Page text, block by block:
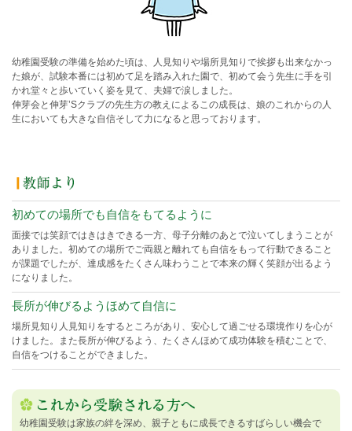
幼稚園受験の準備を始めた頃は、人見知りや場所見知りで挨拶も出来なかっ
た娘が、試験本番には初めて足を踏み入れた園で、初めて会う先生に手を引
かれ堂々と歩いていく姿を見て、夫婦で涙しました。
伸芽会と伸芽’Sクラブの先生方の教えによるこの成長は、娘のこれからの人
生においても大きな自信そして力になると思っております。
初めての場所でも自信をもてるように
面接では笑顔ではきはきできる一方、母子分離のあとで泣いてしまうことが
ありました。初めての場所でご両親と離れても自信をもって行動できること
が課題でしたが、達成感をたくさん味わうことで本来の輝く笑顔が出るよう
になりました。
長所が伸びるようほめて自信に
場所見知り人見知りをするところがあり、安心して過ごせる環境作りを心が
けました。また長所が伸びるよう、たくさんほめて成功体験を積むことで、
自信をつけることができました。
幼稚園受験は家族の絆を深め、親子ともに成長できるすばらしい機会で